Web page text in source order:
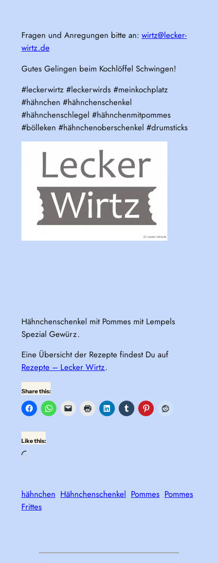
Fragen und Anregungen bitte an: wirtz@lecker-
wirtz.de
Gutes Gelingen beim Kochlöffel Schwingen!
#leckerwirtz #leckerwirds #meinkochplatz
#hähnchen #hähnchenschenkel
#hähnchenschlegel #hähnchenmitpommes
#bölleken #hähnchenoberschenkel #drumsticks
Hähnchenschenkel mit Pommes mit Lempels
Spezial Gewürz.
Eine Übersicht der Rezepte findest Du auf
Rezepte – Lecker Wirtz.
Share this:
Like this:
Loading…
hähnchen Hähnchenschenkel Pommes Pommes
Frittes